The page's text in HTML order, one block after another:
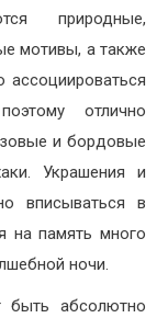
природные,
мотивы, а также
ассоциироваться
отлично
и бордовые
Украшения и
вписываться в
на память много
ночи.
абсолютно